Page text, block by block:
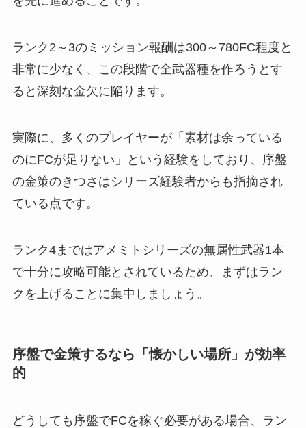
ランク2～3のミッション報酬は300～780FC程度と
非常に少なく、この段階で全武器種を作ろうとす
ると深刻な金欠に陥ります。
実際に、多くのプレイヤーが「素材は余っている
のにFCが足りない」という経験をしており、序盤
の金策のきつさはシリーズ経験者からも指摘され
ている点です。
ランク4まではアメミトシリーズの無属性武器1本
で十分に攻略可能とされているため、まずはラン
クを上げることに集中しましょう。
序盤で金策するなら「懐かしい場所」が効率
的
どうしても序盤でFCを稼ぐ必要がある場合、ラン